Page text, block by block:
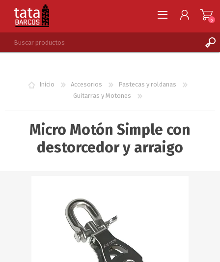
LISTA DE DESEOS
0
Inicio Accesorios
Pastecas y roldanas
Guitarras y Motones
Micro Motón Simple con
destorcedor y arraigo